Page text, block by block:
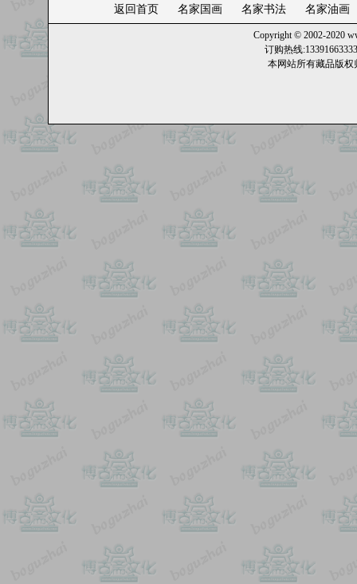
返回首页 名家国画 名家书法 名家油画
Copyright © 2002-2020
订购热线
本网站所有藏品版